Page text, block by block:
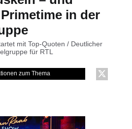
in der
mit Top-Quoten / Deutlicher
für RTL
zum Thema